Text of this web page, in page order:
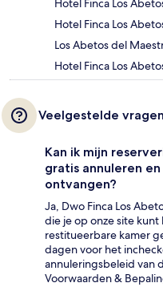
Hotel Finca Los
Hotel Finca Los
Los Abetos del
Hotel Finca Los
Veelgestelde vragen
Kan ik mijn
gratis annuleren
ontvangen?
Ja, Dwo Finca Los
die je op onze site
restitueerbare kamer
dagen voor het
annuleringsbeleid van
Voorwaarden &